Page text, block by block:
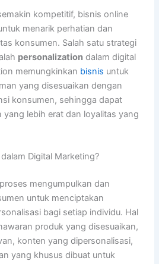
kompetitif, bisnis online
menarik perhatian dan
konsumen. Salah satu strategi
personalization dalam digital
memungkinkan bisnis untuk
yang disesuaikan dengan
konsumen, sehingga dapat
lebih erat dan loyalitas yang
Digital Marketing?
mengumpulkan dan
untuk menciptakan
bagi setiap individu. Hal
produk yang disesuaikan,
konten yang dipersonalisasi,
yang khusus dibuat untuk